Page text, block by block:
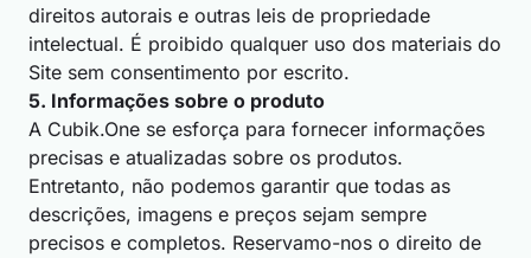
direitos autorais e outras leis de propriedade
intelectual. É proibido qualquer uso dos materiais do
Site sem consentimento por escrito.
5. Informações sobre o produto
A Cubik.One se esforça para fornecer informações
precisas e atualizadas sobre os produtos.
Entretanto, não podemos garantir que todas as
descrições, imagens e preços sejam sempre
precisos e completos. Reservamo-nos o direito de